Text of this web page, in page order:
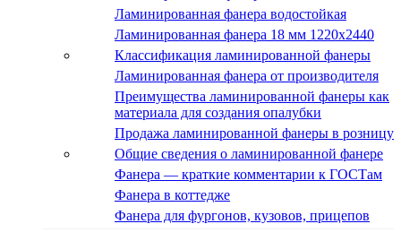
Ламинированная фанера водостойкая
Ламинированная фанера 18 мм 1220x2440
Классификация ламинированной фанеры
Ламинированная фанера от производителя
Преимущества ламинированной фанеры как
материала для создания опалубки
Продажа ламинированной фанеры в розницу
Общие сведения о ламинированной фанере
Фанера — краткие комментарии к ГОСТам
Фанера в коттедже
Фанера для фургонов, кузовов, прицепов